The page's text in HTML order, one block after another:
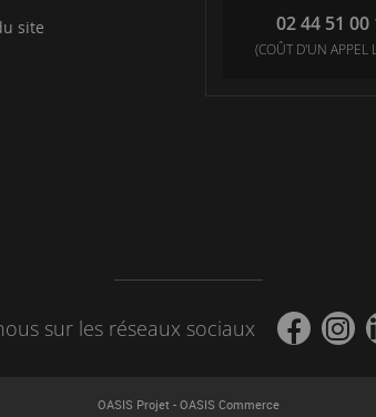
site
02 44 51 00
(COÛT D'UN APPEL
sur les réseaux sociaux
OASIS Projet - OASIS Commerce